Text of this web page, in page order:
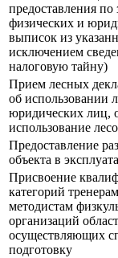
предоставления по
физических и
выписок из
исключением
налоговую тайну)
Прием лесных
об использовании
юридических лиц,
использование
Предоставление
объекта в
Присвоение
категорий
методистам
организаций
осуществляющих
подготовку